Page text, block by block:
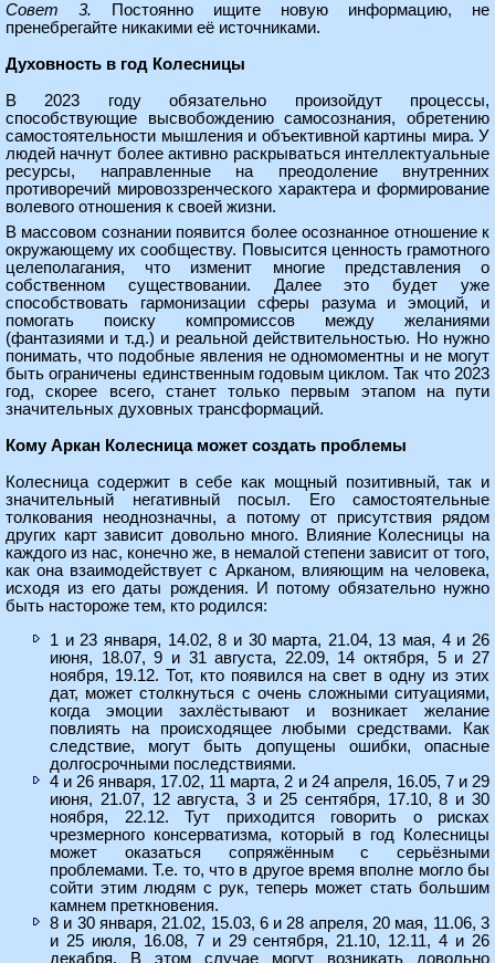
Совет 3. Постоянно ищите новую информацию, не
пренебрегайте никакими её источниками.
Духовность в год Колесницы
В 2023 году обязательно произойдут процессы,
способствующие высвобождению самосознания, обретению
самостоятельности мышления и объективной картины мира. У
людей начнут более активно раскрываться интеллектуальные
ресурсы, направленные на преодоление внутренних
противоречий мировоззренческого характера и формирование
волевого отношения к своей жизни.
В массовом сознании появится более осознанное отношение к
окружающему их сообществу. Повысится ценность грамотного
целеполагания, что изменит многие представления о
собственном существовании. Далее это будет уже
способствовать гармонизации сферы разума и эмоций, и
помогать поиску компромиссов между желаниями
(фантазиями и т.д.) и реальной действительностью. Но нужно
понимать, что подобные явления не одномоментны и не могут
быть ограничены единственным годовым циклом. Так что 2023
год, скорее всего, станет только первым этапом на пути
значительных духовных трансформаций.
Кому Аркан Колесница может создать проблемы
Колесница содержит в себе как мощный позитивный, так и
значительный негативный посыл. Его самостоятельные
толкования неоднозначны, а потому от присутствия рядом
других карт зависит довольно много. Влияние Колесницы на
каждого из нас, конечно же, в немалой степени зависит от того,
как она взаимодействует с Арканом, влияющим на человека,
исходя из его даты рождения. И потому обязательно нужно
быть настороже тем, кто родился:
1 и 23 января, 14.02, 8 и 30 марта, 21.04, 13 мая, 4 и 26
июня, 18.07, 9 и 31 августа, 22.09, 14 октября, 5 и 27
ноября, 19.12. Тот, кто появился на свет в одну из этих
дат, может столкнуться с очень сложными ситуациями,
когда эмоции захлёстывают и возникает желание
повлиять на происходящее любыми средствами. Как
следствие, могут быть допущены ошибки, опасные
долгосрочными последствиями.
4 и 26 января, 17.02, 11 марта, 2 и 24 апреля, 16.05, 7 и 29
июня, 21.07, 12 августа, 3 и 25 сентября, 17.10, 8 и 30
ноября, 22.12. Тут приходится говорить о рисках
чрезмерного консерватизма, который в год Колесницы
может оказаться сопряжённым с серьёзными
проблемами. Т.е. то, что в другое время вполне могло бы
сойти этим людям с рук, теперь может стать большим
камнем преткновения.
8 и 30 января, 21.02, 15.03, 6 и 28 апреля, 20 мая, 11.06, 3
и 25 июля, 16.08, 7 и 29 сентября, 21.10, 12.11, 4 и 26
декабря. В этом случае могут возникать довольно